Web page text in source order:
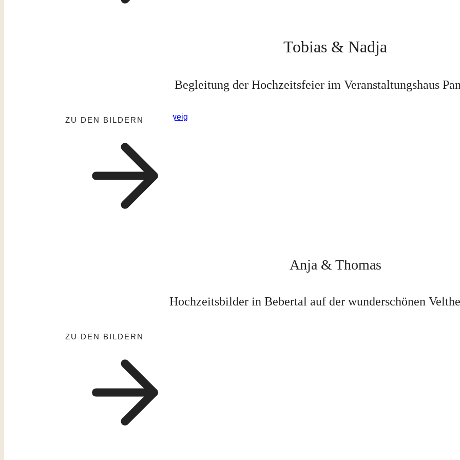
Tobias & Nadja
Begleitung der Hochzeitsfeier im Veranstaltungshaus
ZU DEN BILDERN
Anja & Thomas
Hochzeitsbilder in Bebertal auf der wunderschönen
ZU DEN BILDERN